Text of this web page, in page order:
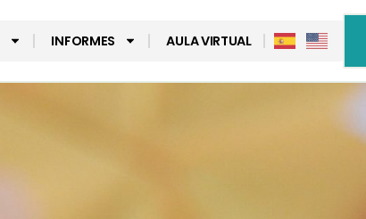
INFORMES AULA VIRTUAL